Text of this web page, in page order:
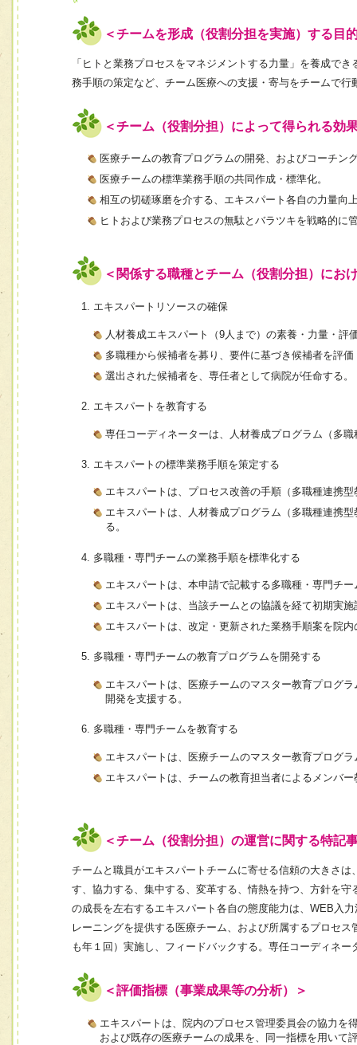
＜チームを形成（役割分担を実施）する目
「ヒトと業務プロセスをマネジメントする力量」を養成で
務手順の策定など、チーム医療への支援・寄与をチームで
＜チーム（役割分担）によって得られる効
医療チームの教育プログラムの開発、およびコーチン
医療チームの標準業務手順の共同作成・標準化。
相互の切磋琢磨を介する、エキスパート各自の力量向
ヒトおよび業務プロセスの無駄とバラツキを戦略的に
＜関係する職種とチーム（役割分担）にお
エキスパートリソースの確保
人材養成エキスパート（9人まで）の素養・力量・評
多職種から候補者を募り、要件に基づき候補者を評
選出された候補者を、専任者として病院が任命する。
エキスパートを教育する
専任コーディネーターは、人材養成プログラム（多
エキスパートの標準業務手順を策定する
エキスパートは、プロセス改善の手順（多職種連携
エキスパートは、人材養成プログラム（多職種連携
る。
多職種・専門チームの業務手順を標準化する
エキスパートは、本申請で記載する多職種・専門チ
エキスパートは、当該チームとの協議を経て初期実
エキスパートは、改定・更新された業務手順案を院
多職種・専門チームの教育プログラムを開発する
エキスパートは、医療チームのマスター教育プログ
開発を支援する。
多職種・専門チームを教育する
エキスパートは、医療チームのマスター教育プログ
エキスパートは、チームの教育担当者によるメンバ
＜チーム（役割分担）の運営に関する特記
チームと職員がエキスパートチームに寄せる信頼の大きさ
す、協力する、集中する、変革する、情熱を持つ、方針を
の成長を左右するエキスパート各自の態度能力は、WEB入
レーニングを提供する医療チーム、および所属するプロセ
も年１回）実施し、フィードバックする。専任コーディネ
＜評価指標（事業成果等の分析）＞
エキスパートは、院内のプロセス管理委員会の協力を
および既存の医療チームの成果を、同一指標を用いて